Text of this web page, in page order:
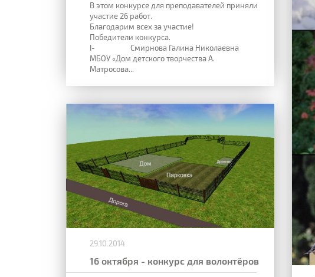
В этом конкурсе для преподавателей приняли
участие 26 работ.
Благодарим всех за участие!
Победители конкурса.
I- Смирнова Галина Николаевна
МБОУ «Дом детского творчества А.
Матросова...
29.10.2014
16 октября - конкурс для волонтёров